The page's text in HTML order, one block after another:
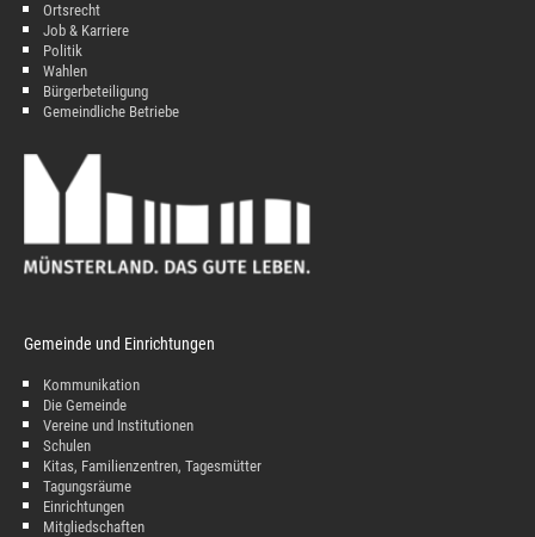
Ortsrecht
Job & Karriere
Politik
Wahlen
Bürgerbeteiligung
Gemeindliche Betriebe
Gemeinde und Einrichtungen
Kommunikation
Die Gemeinde
Vereine und Institutionen
Schulen
Kitas, Familienzentren, Tagesmütter
Tagungsräume
Einrichtungen
Mitgliedschaften